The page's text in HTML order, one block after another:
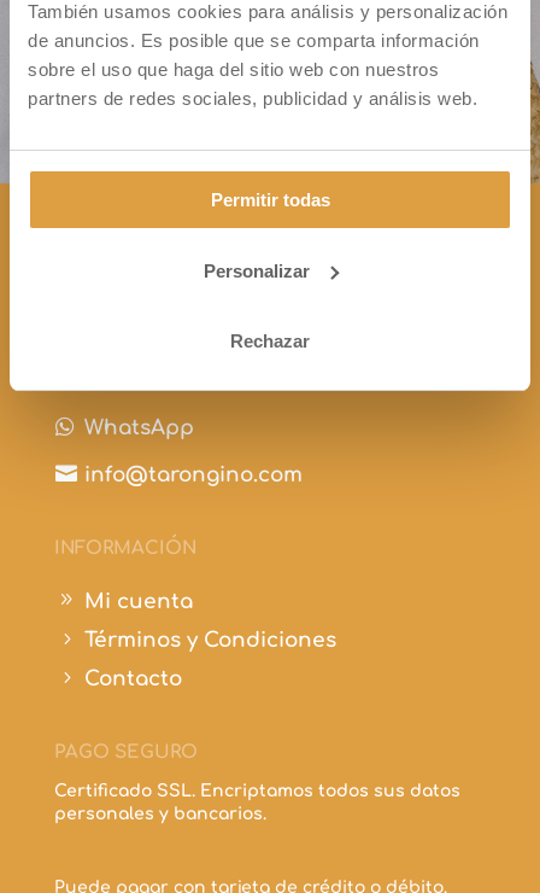
También usamos cookies para análisis y personalización
de anuncios. Es posible que se comparta información
sobre el uso que haga del sitio web con nuestros
partners de redes sociales, publicidad y análisis web.
Permitir todas
Personalizar
Rechazar
CONTÁCTANOS
+34 963 172 344
 WhatsApp
 info@tarongino.com
INFORMACIÓN
9 Mi cuenta
5 Términos y Condiciones
5 Contacto
PAGO SEGURO
Certificado SSL. Encriptamos todos sus datos
personales y bancarios.
Puede pagar con tarjeta de crédito o débito.